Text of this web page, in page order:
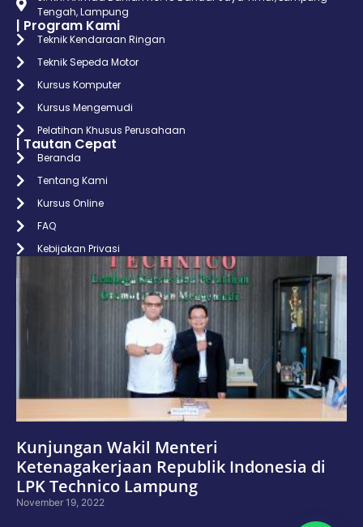
Tengah, Lampung
| Program Kami
Teknik Kendaraan Ringan
Teknik Sepeda Motor
Kursus Komputer
Kursus Mengemudi
Pelatihan Khusus Perusahaan
| Tautan Cepat
Beranda
Tentang Kami
Kursus Online
FAQ
Kebijakan Privasi
Kunjungan Wakil Menteri
Ketenagakerjaan Republik Indonesia di
LPK Technico Lampung
November 19, 2022